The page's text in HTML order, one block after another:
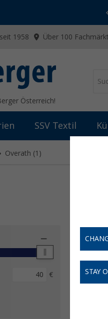
1958 Über 100
Österreich!
SSV Textil
Overath (1)
€ STAY